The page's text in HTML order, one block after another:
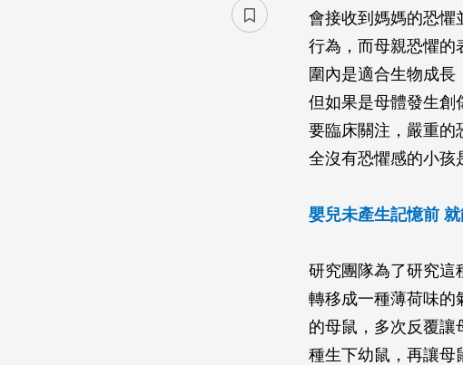
會接收到媽媽的恐懼
行為，而母親恐懼的
圍內是適合生物成長
但如果是母體發生創
要臨床關注，嚴重的
全沒有恐懼感的小孩
嬰兒未產生記憶前
研究團隊為了研究這
轉移成一種薄荷味的
的母鼠，多次反覆讓
種生下幼鼠，再讓母